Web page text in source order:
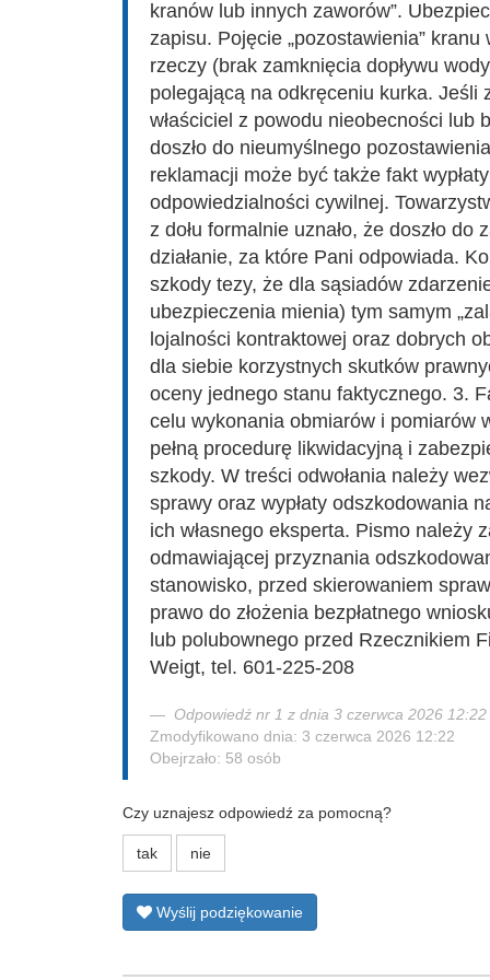
kranów lub innych zaworów”.
zapisu. Pojęcie „pozostawienia”
rzeczy (brak zamknięcia dopływu
polegającą na odkręceniu kurka. Jeśli
właściciel z powodu nieobecności lub
doszło do nieumyślnego
reklamacji może być także fakt
odpowiedzialności cywilnej.
z dołu formalnie uznało, że doszło
działanie, za które Pani odpowiada.
szkody tezy, że dla sąsiadów
ubezpieczenia mienia) tym samym
lojalności kontraktowej oraz dobrych
dla siebie korzystnych skutków
oceny jednego stanu faktycznego. 3.
celu wykonania obmiarów i pomiarów
pełną procedurę likwidacyjną i
szkody. W treści odwołania należy
sprawy oraz wypłaty odszkodowania
ich własnego eksperta. Pismo należy
odmawiającej przyznania
stanowisko, przed skierowaniem
prawo do złożenia bezpłatnego
lub polubownego przed Rzecznikiem
Weigt, tel. 601-225-208
Odpowiedź nr 1 z dnia 3 czerwca 2026 12:22
Zmodyfikowano dnia: 3 czerwca 2026 12:22
Obejrzało: 58 osób
Czy uznajesz odpowiedź za pomocną?
tak nie
Wyślij podziękowanie